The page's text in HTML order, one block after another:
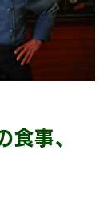
食事、